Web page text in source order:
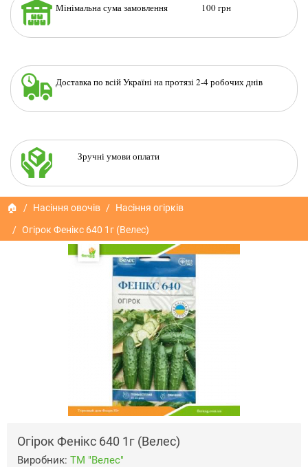
Мінімальна сума замовлення 100 грн
Доставка по всій Україні на протязі 2-4 робочих днів
Зручні умови оплати
🏠 Насіння овочів
Насіння огірків
Огірок Фенікс 640 1г (Велес)
Огірок Фенікс 640 1г (Велес)
Виробник: ТМ "Велес"